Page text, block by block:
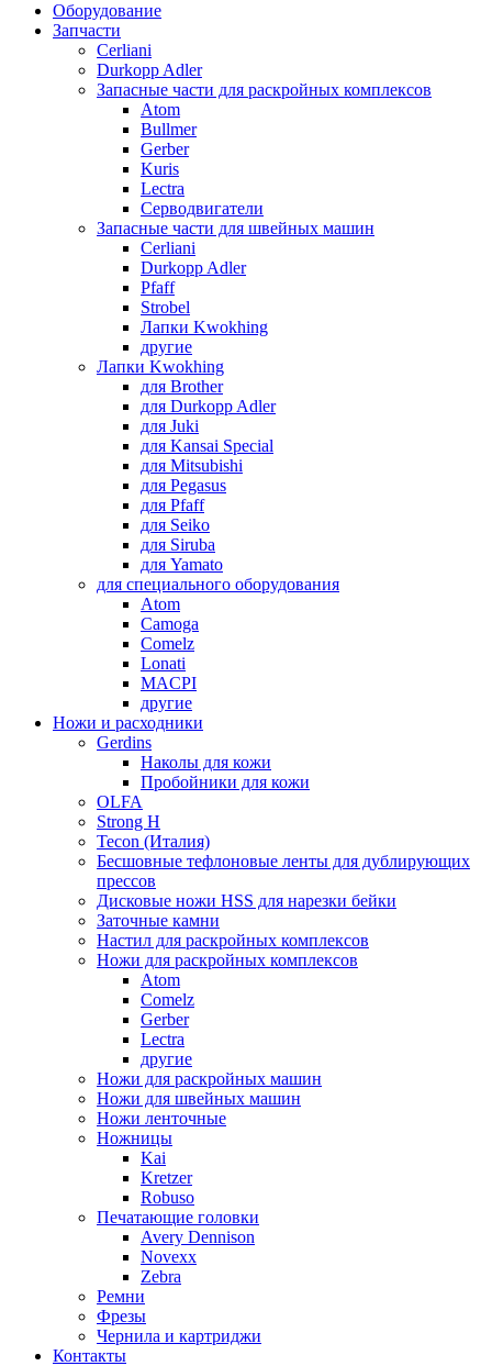
Оборудование
Запчасти
Cerliani
Durkopp Adler
Запасные части для раскройных комплексов
Atom
Bullmer
Gerber
Kuris
Lectra
Серводвигатели
Запасные части для швейных машин
Cerliani
Durkopp Adler
Pfaff
Strobel
Лапки Kwokhing
другие
Лапки Kwokhing
для Brother
для Durkopp Adler
для Juki
для Kansai Special
для Mitsubishi
для Pegasus
для Pfaff
для Seiko
для Siruba
для Yamato
для специального оборудования
Atom
Camoga
Comelz
Lonati
MACPI
другие
Ножи и расходники
Gerdins
Наколы для кожи
Пробойники для кожи
OLFA
Strong H
Tecon (Италия)
Бесшовные тефлоновые ленты для дублирующих
прессов
Дисковые ножи HSS для нарезки бейки
Заточные камни
Настил для раскройных комплексов
Ножи для раскройных комплексов
Atom
Comelz
Gerber
Lectra
другие
Ножи для раскройных машин
Ножи для швейных машин
Ножи ленточные
Ножницы
Kai
Kretzer
Robuso
Печатающие головки
Avery Dennison
Novexx
Zebra
Ремни
Фрезы
Чернила и картриджи
Контакты